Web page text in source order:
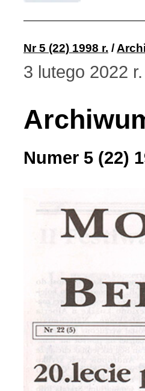
Z
Nr 5 (22) 1998 r. /
3 lutego 2022 r.
Numer 5 (22)